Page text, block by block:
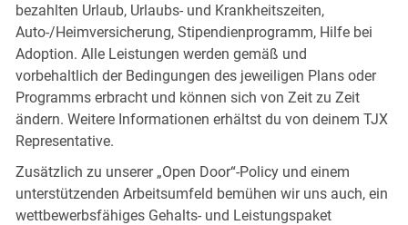
bezahlten Urlaub, Urlaubs- und Krankheitszeiten,
Auto-/Heimversicherung, Stipendienprogramm, Hilfe bei
Adoption. Alle Leistungen werden gemäß und
vorbehaltlich der Bedingungen des jeweiligen Plans oder
Programms erbracht und können sich von Zeit zu Zeit
ändern. Weitere Informationen erhältst du von deinem TJX
Representative.
Zusätzlich zu unserer „Open Door“-Policy und einem
unterstützenden Arbeitsumfeld bemühen wir uns auch, ein
wettbewerbsfähiges Gehalts- und Leistungspaket